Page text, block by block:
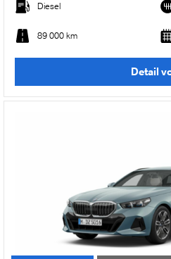
Diesel
89 000 km
Detail